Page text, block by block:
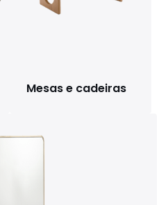
Mesas e cadeiras